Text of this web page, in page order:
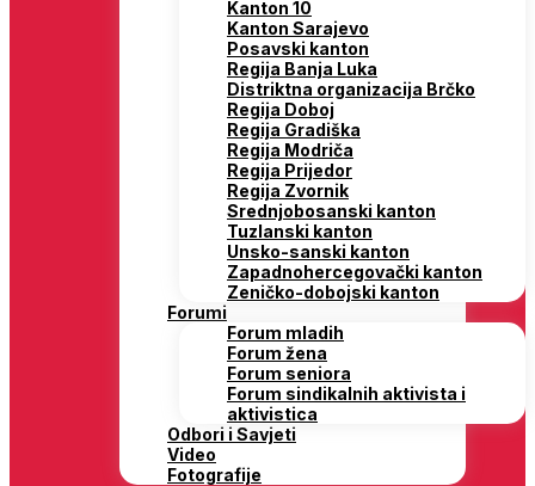
Kanton 10
Kanton Sarajevo
Posavski kanton
Regija Banja Luka
Distriktna organizacija Brčko
Regija Doboj
Regija Gradiška
Regija Modriča
Regija Prijedor
Regija Zvornik
Srednjobosanski kanton
Tuzlanski kanton
Unsko-sanski kanton
Zapadnohercegovački kanton
Zeničko-dobojski kanton
Forumi
Forum mladih
Forum žena
Forum seniora
Forum sindikalnih aktivista i
aktivistica
Odbori i Savjeti
Video
Fotografije